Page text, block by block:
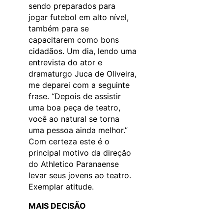
sendo preparados para
jogar futebol em alto nível,
também para se
capacitarem como bons
cidadãos. Um dia, lendo uma
entrevista do ator e
dramaturgo Juca de Oliveira,
me deparei com a seguinte
frase. “Depois de assistir
uma boa peça de teatro,
você ao natural se torna
uma pessoa ainda melhor.”
Com certeza este é o
principal motivo da direção
do Athletico Paranaense
levar seus jovens ao teatro.
Exemplar atitude.
MAIS DECISÃO